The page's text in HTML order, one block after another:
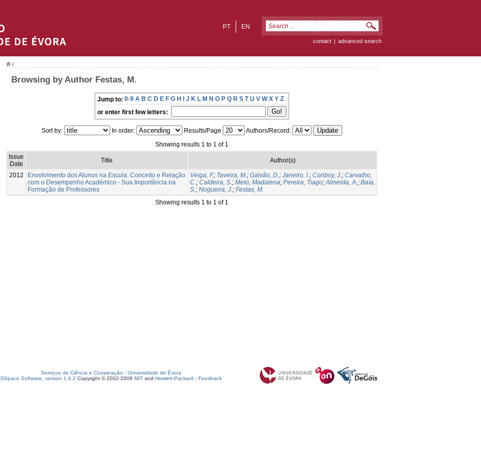
EN
PT
contact | advanced search
/
Browsing by Author Festas, M.
Jump to: 0-9 A B C D E F G H I J K L M N O P Q R S T U V W X Y Z
or enter first few letters:
Sort by: In order: Results/Page
Authors/Record:
Showing results 1 to 1 of 1
Issue
Date
Title Author(s)
2012
Envolvimento dos Alunos na Escola: Conceito e Relação
com o Desempenho Académico - Sua Importância na
Formação de Professores
Veiga, F.; Taveira, M.; Galvão, D.; Janeiro, I.; Conboy, J.; Carvalho,
C.; Caldeira, S.; Melo, Madalena; Pereira, Tiago;Almeida, A.; Baía,
S.; Nogueira, J.; Festas, M.
Showing results 1 to 1 of 1
Serviços de Ciência e Cooperação - Universidade de Évora
DSpace Software, version 1.6.2 Copyright © 2002-2008 MIT and Hewlett-Packard - Feedback